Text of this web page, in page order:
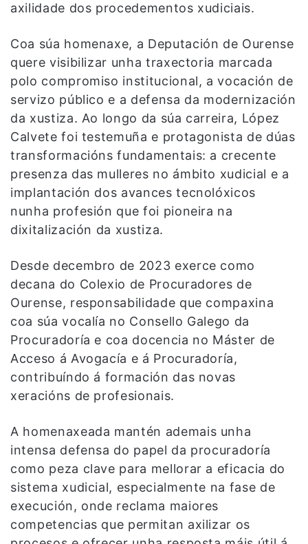
axilidade dos procedementos xudiciais.
Coa súa homenaxe, a Deputación de Ourense
quere visibilizar unha traxectoria marcada
polo compromiso institucional, a vocación de
servizo público e a defensa da modernización
da xustiza. Ao longo da súa carreira, López
Calvete foi testemuña e protagonista de dúas
transformacións fundamentais: a crecente
presenza das mulleres no ámbito xudicial e a
implantación dos avances tecnolóxicos
nunha profesión que foi pioneira na
dixitalización da xustiza.
Desde decembro de 2023 exerce como
decana do Colexio de Procuradores de
Ourense, responsabilidade que compaxina
coa súa vocalía no Consello Galego da
Procuradoría e coa docencia no Máster de
Acceso á Avogacía e á Procuradoría,
contribuíndo á formación das novas
xeracións de profesionais.
A homenaxeada mantén ademais unha
intensa defensa do papel da procuradoría
como peza clave para mellorar a eficacia do
sistema xudicial, especialmente na fase de
execución, onde reclama maiores
competencias que permitan axilizar os